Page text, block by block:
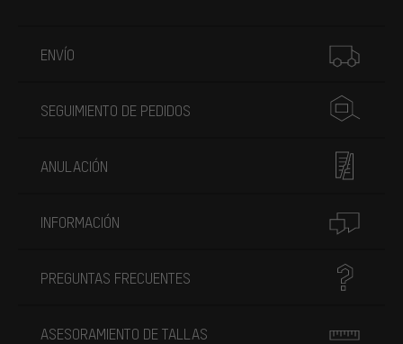
ENVÍO
SEGUIMIENTO DE PEDIDOS
ANULACIÓN
INFORMACIÓN
PREGUNTAS FRECUENTES
ASESORAMIENTO DE TALLAS